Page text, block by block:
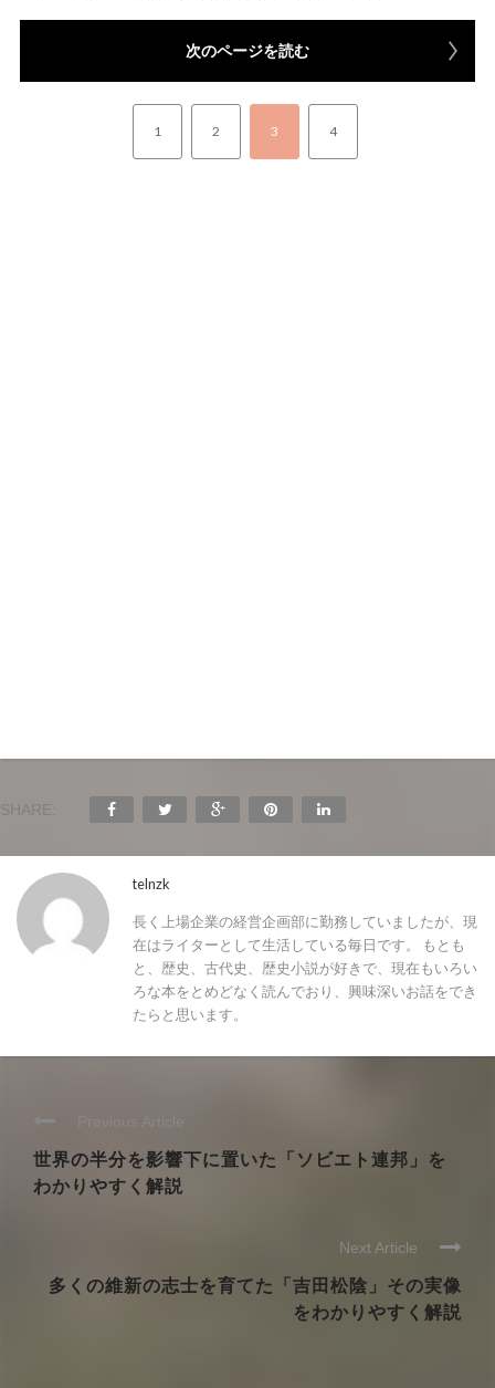
次のページを読む
1 2 3 4
SHARE:
telnzk
長く上場企業の経営企画部に勤務していましたが、現
在はライターとして生活している毎日です。 もとも
と、歴史、古代史、歴史小説が好きで、現在もいろい
ろな本をとめどなく読んでおり、興味深いお話をでき
たらと思います。
Previous Article
世界の半分を影響下に置いた「ソビエト連邦」を
わかりやすく解説
Next Article
多くの維新の志士を育てた「吉田松陰」その実像
をわかりやすく解説